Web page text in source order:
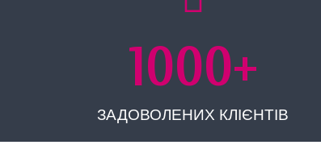
1000+
ЗАДОВОЛЕНИХ КЛІЄНТІВ